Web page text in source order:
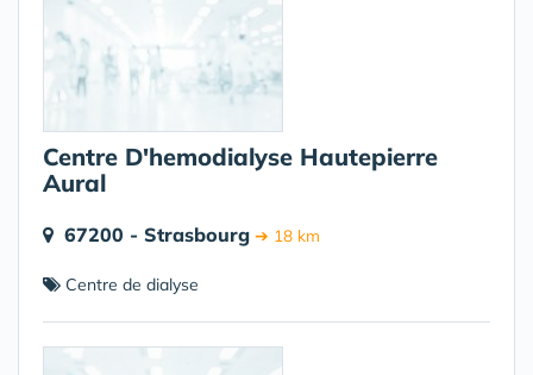
Centre D'hemodialyse Hautepierre
Aural
67200 - Strasbourg ➔ 18 km
Centre de dialyse